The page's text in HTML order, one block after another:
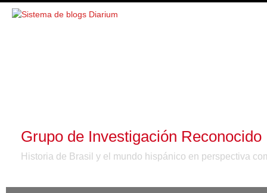
Grupo de Investigación
Historia de Brasil y el mundo hispánico en perspectiva